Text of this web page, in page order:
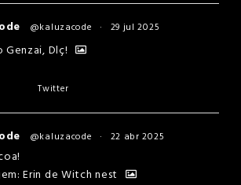
@kaluzacode · 29 jul 2025
Genzai, Dlç!
Twitter
@kaluzacode · 22 abr 2025
Erin de Witch nest